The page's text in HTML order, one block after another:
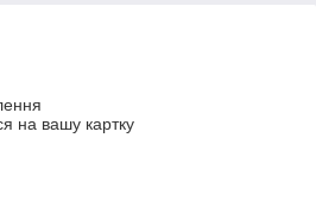
на вашу картку